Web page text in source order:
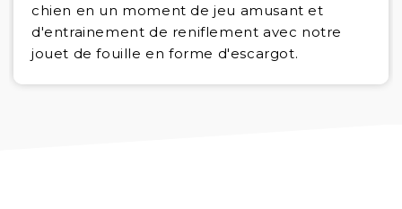
chien en un moment de jeu amusant et
d'entrainement de reniflement avec notre
jouet de fouille en forme d'escargot.